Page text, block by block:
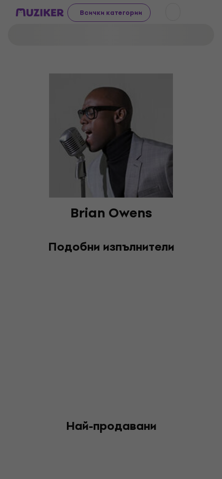
Всички категории
Brian Owens
Подобни изпълнители
Най-продавани